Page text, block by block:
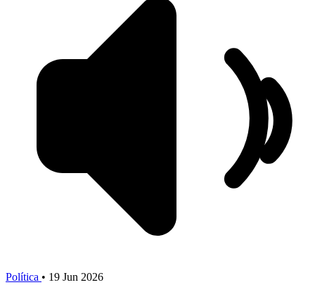
Política • 19 Jun 2026